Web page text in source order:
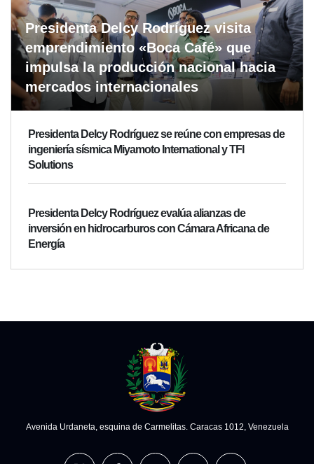
Presidenta Delcy Rodríguez visita
emprendimiento «Boca Café» que
impulsa la producción nacional hacia
mercados internacionales
Presidenta Delcy Rodríguez se reúne con empresas de
ingeniería sísmica Miyamoto International y TFI
Solutions
Presidenta Delcy Rodríguez evalúa alianzas de
inversión en hidrocarburos con Cámara Africana de
Energía
Avenida Urdaneta, esquina de Carmelitas. Caracas 1012, Venezuela